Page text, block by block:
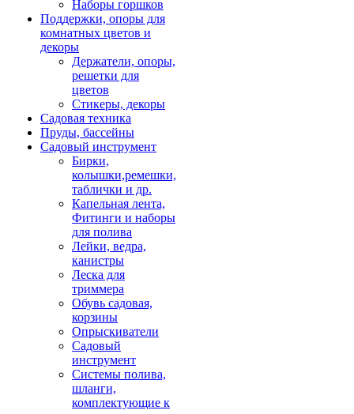
Наборы горшков
Поддержки, опоры для
комнатных цветов и
декоры
Держатели, опоры,
решетки для
цветов
Стикеры, декоры
Садовая техника
Пруды, бассейны
Садовый инструмент
Бирки,
колышки,ремешки,
таблички и др.
Капельная лента,
Фитинги и наборы
для полива
Лейки, ведра,
канистры
Леска для
триммера
Обувь садовая,
корзины
Опрыскиватели
Садовый
инструмент
Системы полива,
шланги,
комплектующие к